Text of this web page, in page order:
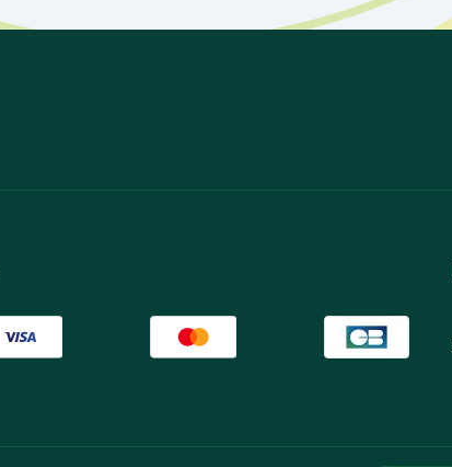
here to help.